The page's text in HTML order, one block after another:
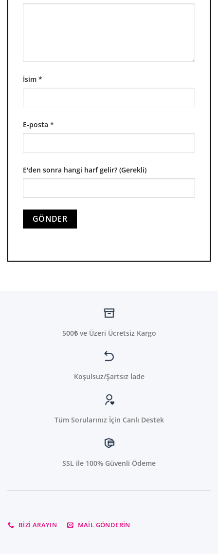
İsim *
E-posta *
E'den sonra hangi harf gelir? (Gerekli)
500₺ ve Üzeri Ücretsiz Kargo
Koşulsuz/Şartsız İade
Tüm Sorularınız İçin Canlı Destek
SSL ile 100% Güvenli Ödeme
BIZI ARAYIN MAIL GÖNDERIN